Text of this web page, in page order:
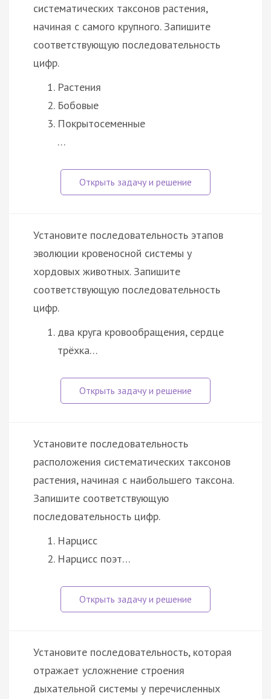
систематических таксонов растения,
начиная с самого крупного. Запишите
соответствующую последовательность
цифр.
Растения
Бобовые
Покрытосеменные
…
Установите последовательность этапов
эволюции кровеносной системы у
хордовых животных. Запишите
соответствующую последовательность
цифр.
два круга кровообращения, сердце
трёхка…
Установите последовательность
расположения систематических таксонов
растения, начиная с наибольшего таксона.
Запишите соответствующую
последовательность цифр.
Нарцисс
Нарцисс поэт…
Установите последовательность, которая
отражает усложнение строения
дыхательной системы у перечисленных